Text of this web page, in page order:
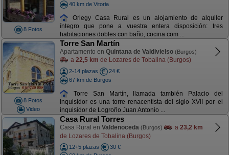
8 Fotos
40 km de Vitoria
Orlegy Casa Rural es un alojamiento de alquiler
íntegro que pone a vuestra entera disposición: tres
habitaciones dobles con baño, cocina com ...
8 Fotos
Video
Torre San Martín
Apartamento en Quintana de Valdivielso (Burgos)
a 22,5 km de Lozares de Tobalina (Burgos)
2-14 plazas
24 €
67 km de Burgos
Torre San Martín, llamada también Palacio del
Inquisidor es una torre renacentista del siglo XVII por el
inquisidor de Logroño Juan Antonio ...
Casa Rural Torres
Casa Rural en Valdenoceda (Burgos) a 23,2 km
de Lozares de Tobalina (Burgos)
12+5 plazas
30 €